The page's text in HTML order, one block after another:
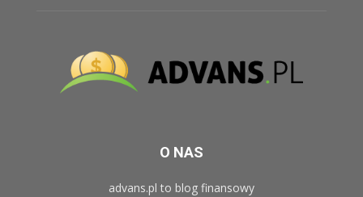
O NAS
advans.pl to blog finansowy